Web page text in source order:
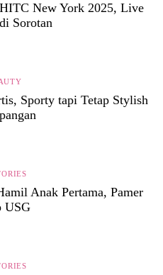
New York 2025, Live
Sorotan
Sporty tapi Tetap Stylish
Anak Pertama, Pamer
USG